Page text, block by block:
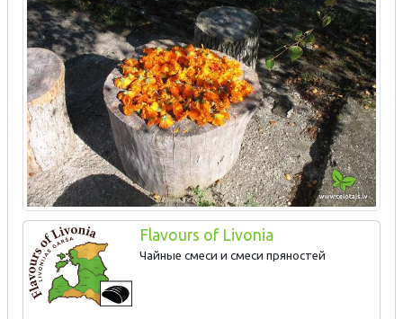
Flavours of Livonia
Чайные смеси и смеси пряностей